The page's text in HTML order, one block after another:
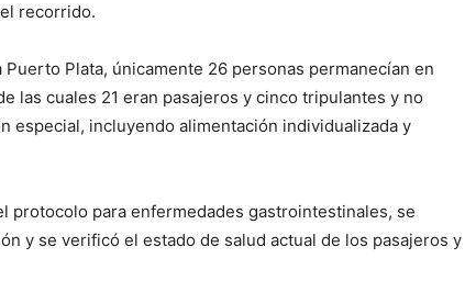
recorrido.
Plata, únicamente 26 personas permanecían en
las cuales 21 eran pasajeros y cinco tripulantes y no
especial, incluyendo alimentación individualizada y
protocolo para enfermedades gastrointestinales, se
y se verificó el estado de salud actual de los pasajeros y